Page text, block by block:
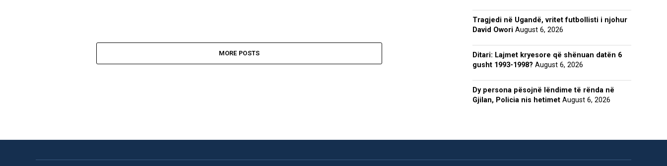
MORE POSTS
Tragjedi në Ugandë, vritet futbollisti i njohur
David Owori August 6, 2026
Ditari: Lajmet kryesore që shënuan datën 6
gusht 1993-1998? August 6, 2026
Dy persona pësojnë lëndime të rënda në
Gjilan, Policia nis hetimet August 6, 2026